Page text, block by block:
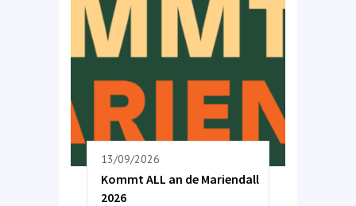
13/09/2026
Kommt ALL an de Mariendall
2026